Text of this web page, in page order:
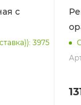
с
3975